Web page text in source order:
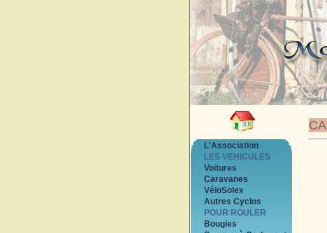
L'Association
LES VEHICULES
Voitures
Caravanes
VéloSolex
Autres Cyclos
POUR ROULER
Bougies